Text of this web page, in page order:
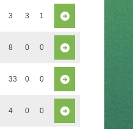
3 3 1
8 0 0
33 0 0
4 0 0